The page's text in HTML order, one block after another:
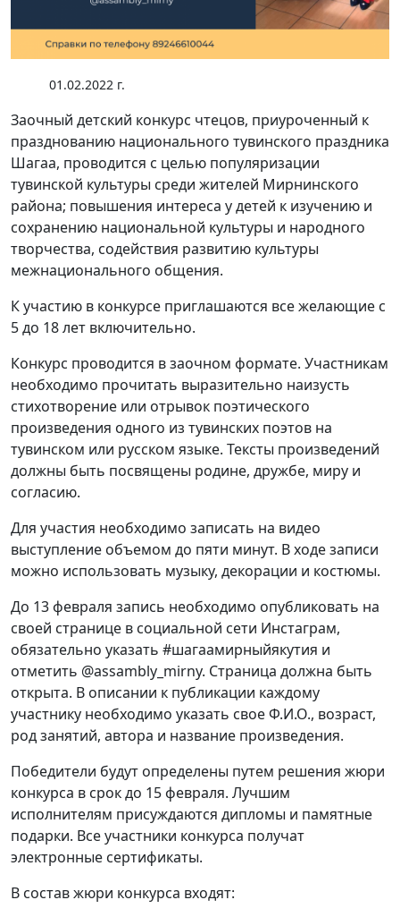
01.02.2022 г.
Заочный детский конкурс чтецов, приуроченный к
празднованию национального тувинского праздника
Шагаа, проводится с целью популяризации
тувинской культуры среди жителей Мирнинского
района; повышения интереса у детей к изучению и
сохранению национальной культуры и народного
творчества, содействия развитию культуры
межнационального общения.
К участию в конкурсе приглашаются все желающие с
5 до 18 лет включительно.
Конкурс проводится в заочном формате. Участникам
необходимо прочитать выразительно наизусть
стихотворение или отрывок поэтического
произведения одного из тувинских поэтов на
тувинском или русском языке. Тексты произведений
должны быть посвящены родине, дружбе, миру и
согласию.
Для участия необходимо записать на видео
выступление объемом до пяти минут. В ходе записи
можно использовать музыку, декорации и костюмы.
До 13 февраля запись необходимо опубликовать на
своей странице в социальной сети Инстаграм,
обязательно указать #шагаамирныйякутия и
отметить @assambly_mirny. Страница должна быть
открыта. В описании к публикации каждому
участнику необходимо указать свое Ф.И.О., возраст,
род занятий, автора и название произведения.
Победители будут определены путем решения жюри
конкурса в срок до 15 февраля. Лучшим
исполнителям присуждаются дипломы и памятные
подарки. Все участники конкурса получат
электронные сертификаты.
В состав жюри конкурса входят: